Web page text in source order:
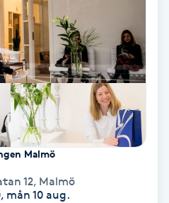
Malmö
12, Malmö
mån 10 aug.